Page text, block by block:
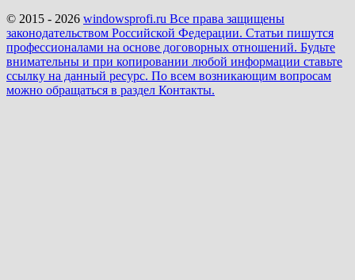
© 2015 - 2026 windowsprofi.ru Все права защищены
законодательством Российской Федерации. Статьи пишутся
профессионалами на основе договорных отношений. Будьте
внимательны и при копировании любой информации ставьте
ссылку на данный ресурс. По всем возникающим вопросам
можно обращаться в раздел Контакты.